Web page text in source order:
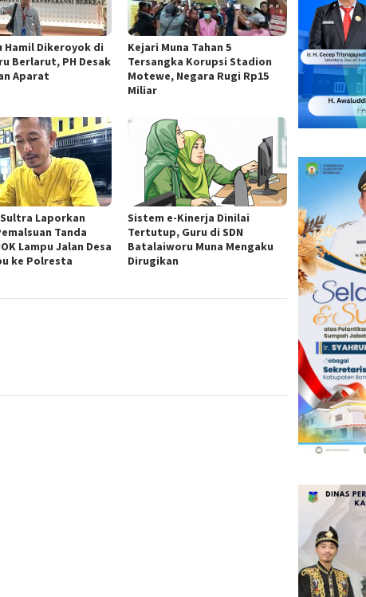
Hamil Dikeroyok di
Berlarut, PH Desak
Aparat
Kejari Muna Tahan 5
Tersangka Korupsi Stadion
Motewe, Negara Rugi Rp15
Miliar
Laporkan
Tanda
Lampu Jalan Desa
ke Polresta
Sistem e-Kinerja Dinilai
Tertutup, Guru di SDN
Batalaiworu Muna Mengaku
Dirugikan